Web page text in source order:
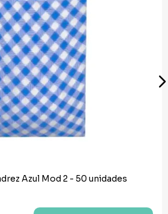
Azul Mod 2 - 50 unidades